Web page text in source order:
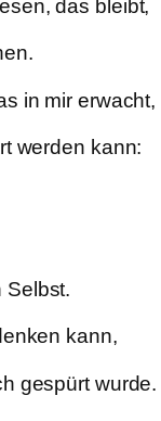
das bleibt,
in mir erwacht,
werden kann:
Selbst.
kann,
gespürt wurde.